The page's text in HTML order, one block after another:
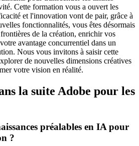
Cette formation vous a ouvert les
et l'innovation vont de pair, grâce à
fonctionnalités, vous êtes désormais
de la création, enrichir vos
avantage concurrentiel dans un
Nous vous invitons à saisir cette
de nouvelles dimensions créatives
votre vision en réalité.
la suite Adobe pour les
préalables en IA pour
?